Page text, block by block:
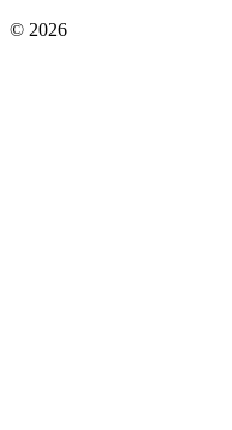
© 2026